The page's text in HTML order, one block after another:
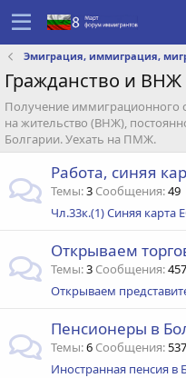
Эмиграция, иммиграция,
Гражданство и ВНЖ
Получение иммиграционного
на жительство (ВНЖ),
Болгарии. Уехать на ПМЖ.
Работа, синяя
Темы 3 Сообщения 49
Чл.33к.(1) Синяя карта
Открываем
Темы 3 Сообщения 457
Открываем
Пенсионеры в
Темы 6 Сообщения 537
Иностранная пенсия в